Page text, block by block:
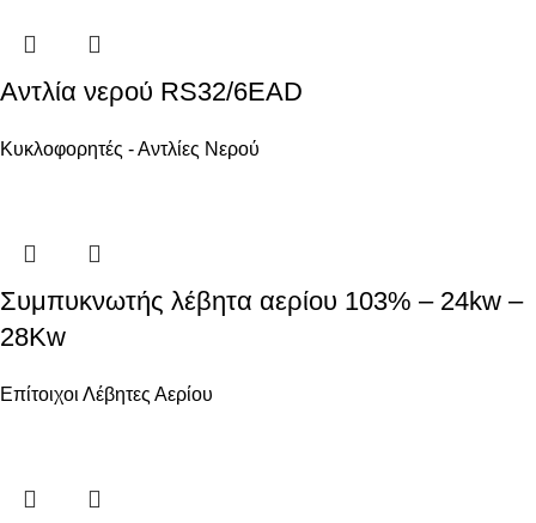
Αντλία νερού RS32/6EAD
Κυκλοφορητές - Αντλίες Νερού
Συμπυκνωτής λέβητα αερίου 103% – 24kw –
28Kw
Επίτοιχοι Λέβητες Αερίου